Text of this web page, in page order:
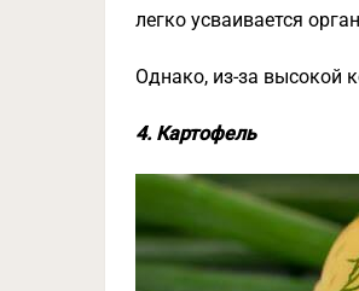
легко усваивается
Однако, из-за высокой
4. Картофель